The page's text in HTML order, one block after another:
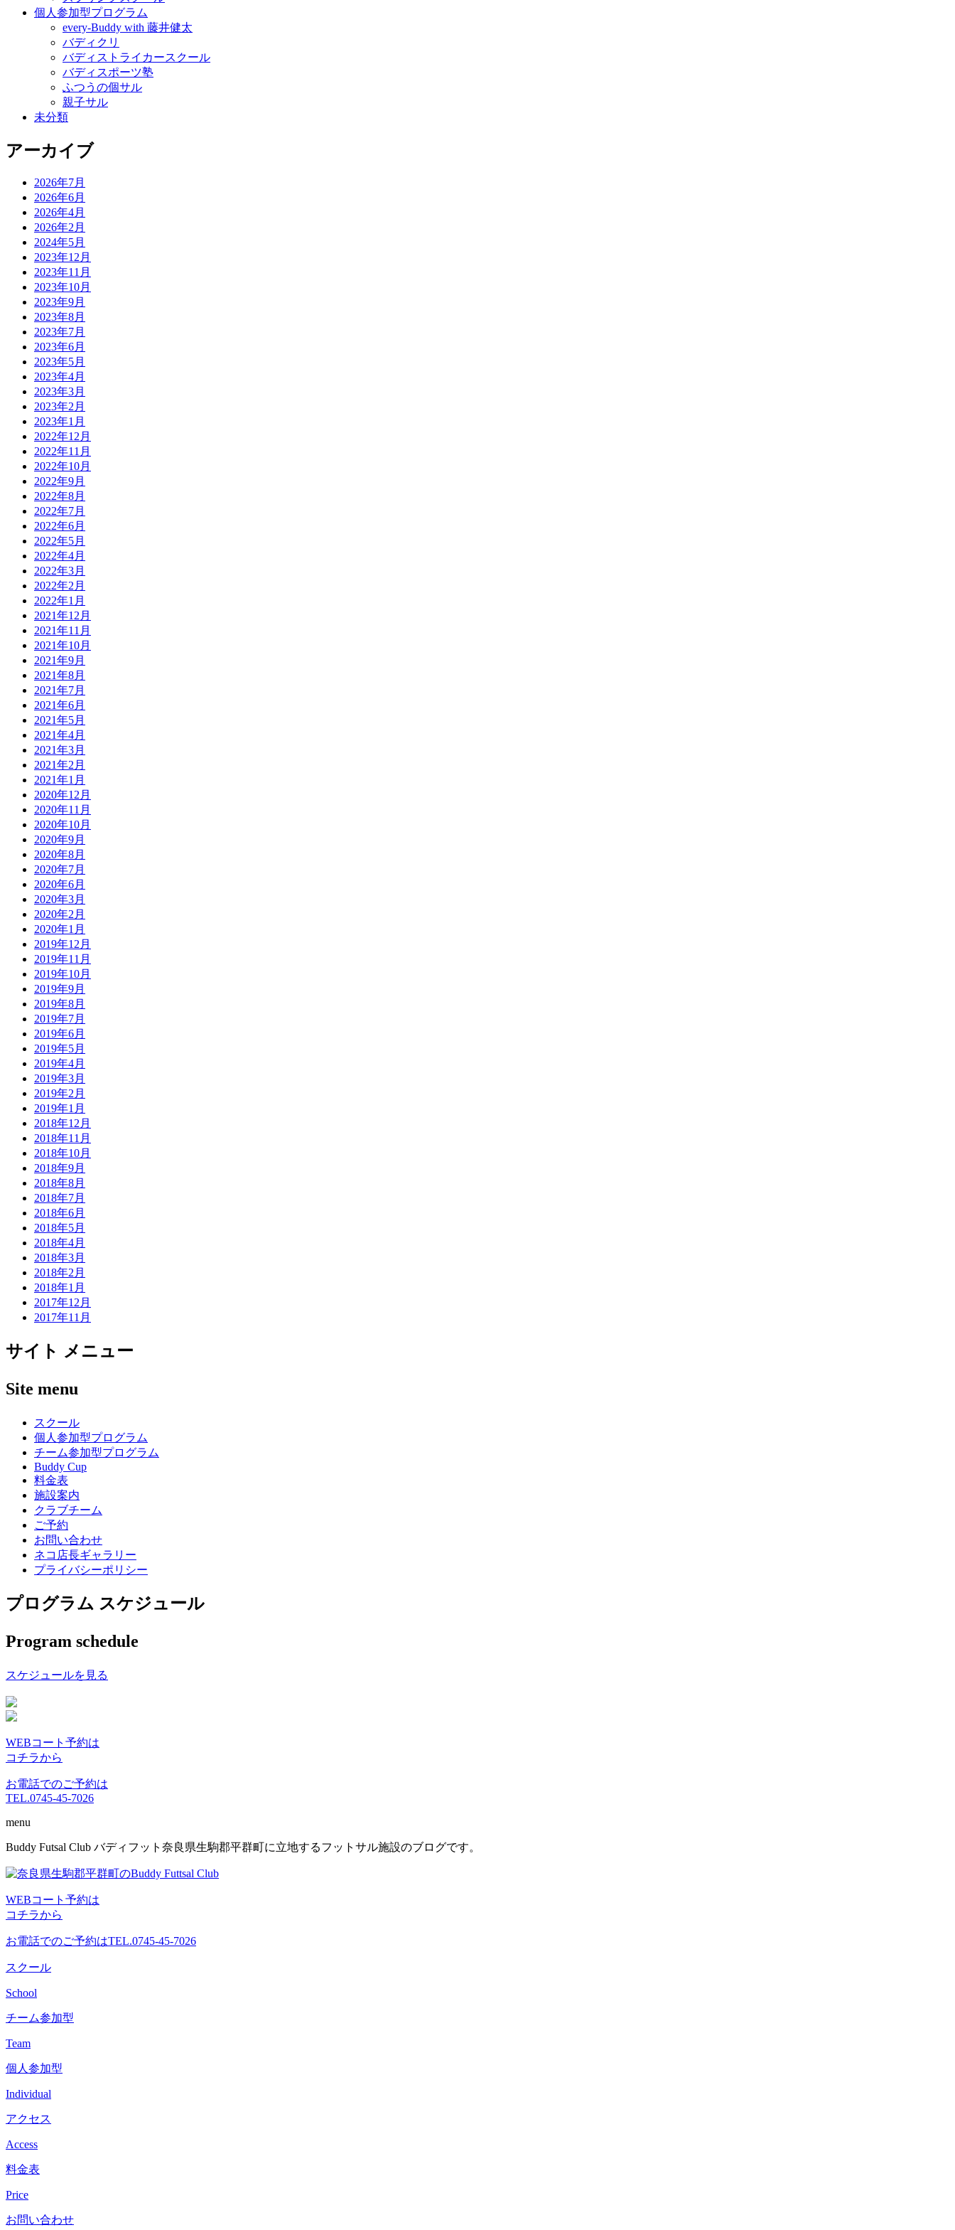
個人参加型プログラム
every-Buddy with 藤井健太
バディクリ
バディストライカースクール
バディスポーツ塾
ふつうの個サル
親子サル
未分類
アーカイブ
2026年7月
2026年6月
2026年4月
2026年2月
2024年5月
2023年12月
2023年11月
2023年10月
2023年9月
2023年8月
2023年7月
2023年6月
2023年5月
2023年4月
2023年3月
2023年2月
2023年1月
2022年12月
2022年11月
2022年10月
2022年9月
2022年8月
2022年7月
2022年6月
2022年5月
2022年4月
2022年3月
2022年2月
2022年1月
2021年12月
2021年11月
2021年10月
2021年9月
2021年8月
2021年7月
2021年6月
2021年5月
2021年4月
2021年3月
2021年2月
2021年1月
2020年12月
2020年11月
2020年10月
2020年9月
2020年8月
2020年7月
2020年6月
2020年3月
2020年2月
2020年1月
2019年12月
2019年11月
2019年10月
2019年9月
2019年8月
2019年7月
2019年6月
2019年5月
2019年4月
2019年3月
2019年2月
2019年1月
2018年12月
2018年11月
2018年10月
2018年9月
2018年8月
2018年7月
2018年6月
2018年5月
2018年4月
2018年3月
2018年2月
2018年1月
2017年12月
2017年11月
サイト メニュー
Site menu
スクール
個人参加型プログラム
チーム参加型プログラム
Buddy Cup
料金表
施設案内
クラブチーム
ご予約
お問い合わせ
ネコ店長ギャラリー
プライバシーポリシー
プログラム スケジュール
Program schedule
スケジュールを見る
WEBコート予約は
コチラから
お電話でのご予約は
TEL.0745-45-7026
menu
コ
テ
ツ
へ
ス
キ
ッ
Buddy Futsal Club バディフット奈良県生駒郡平群町に立地するフットサル施設のブログです。
WEBコート予約は
コチラから
お電話でのご予約はTEL.0745-45-7026
スクール
School
チーム参加型
Team
個人参加型
Individual
アクセス
Access
料金表
Price
お問い合わせ